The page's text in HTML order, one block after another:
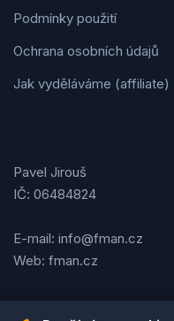
Podmínky použití
Ochrana osobních údajů
Jak vyděláváme (affiliate)
Pavel Jirouš
IČ: 06484824
E-mail: info@fman.cz
Web: fman.cz